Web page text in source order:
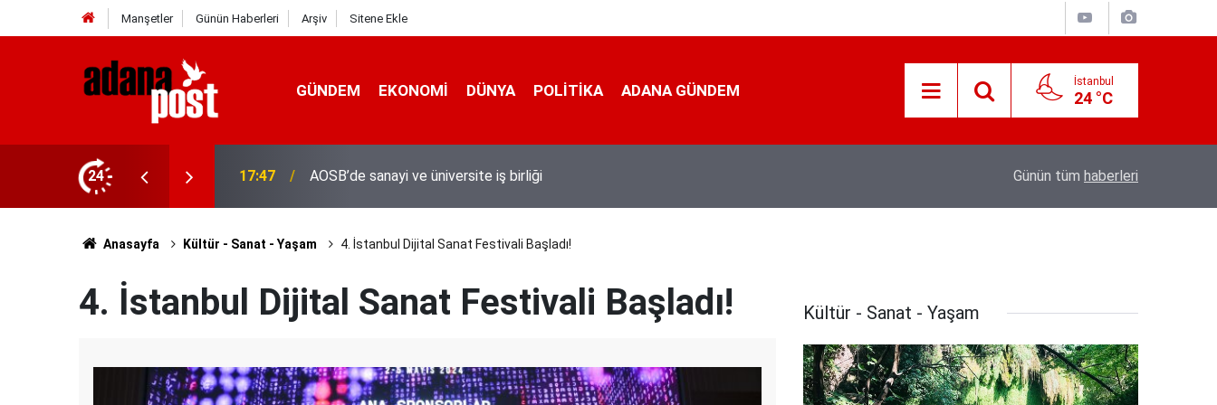
Manşetler Günün Haberleri Arşiv Sitene Ekle
GÜNDEM EKONOMI DÜNYA POLİTİKA ADANA GÜNDEM İstanbul
24 °C
24 17:41 Adana'da servis taşımacıları yeni plaka ihalesine tepki gösterdi
Danişma Merkezini Ziyaret Etti
Günün tüm haberleri
Anasayfa Kültür - Sanat - Yaşam 4. İstanbul Dijital Sanat Festivali Başladı!
4. İstanbul Dijital Sanat Festivali Başladı! Kültür - Sanat - Yaşam